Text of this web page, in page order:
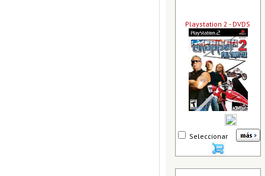
Playstation 2 - DVDS
Seleccionar